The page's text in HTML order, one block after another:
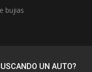
bujias
UN AUTO?